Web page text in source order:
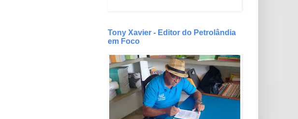
Tony Xavier - Editor do Petrolândia
em Foco